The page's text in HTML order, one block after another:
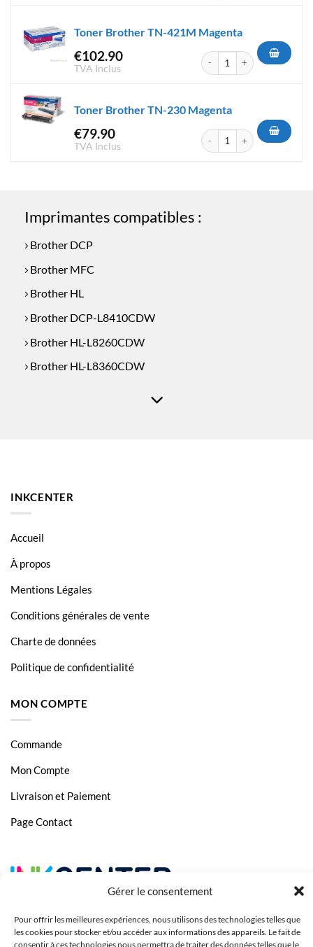
Gérer le consentement
Pour offrir les meilleures expériences, nous utilisons des technologies telles que
les cookies pour stocker et/ou accéder aux informations des appareils. Le fait de
consentir à ces technologies nous permettra de traiter des données telles que le
Toner Brother TN-421M Magenta
€102.90
TVA Inclus
quantité de Toner Brother
Toner Brother TN-230 Magenta
€79.90
TVA Inclus
quantité de Toner Brother
Imprimantes compatibles :
Brother DCP
Brother MFC
Brother HL
Brother DCP-L8410CDW
Brother HL-L8260CDW
Brother HL-L8360CDW
INKCENTER
Accueil
À propos
Mentions Légales
Conditions générales de vente
Charte de données
Politique de confidentialité
MON COMPTE
Commande
Mon Compte
Livraison et Paiement
Page Contact